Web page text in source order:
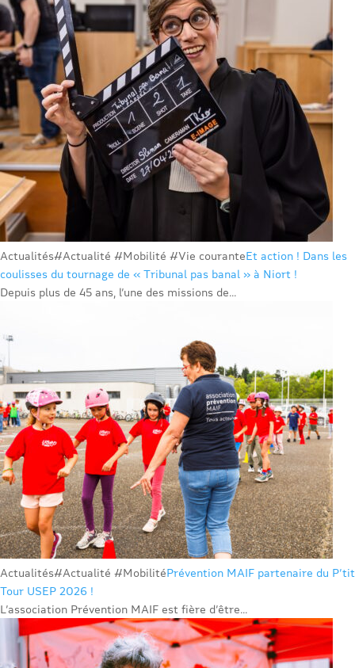
Actualités#Actualité #Mobilité #Vie couranteEt action ! Dans les
coulisses du tournage de « Tribunal pas banal » à Niort !
Depuis plus de 45 ans, l’une des missions de...
Actualités#Actualité #MobilitéPrévention MAIF partenaire du P’tit
Tour USEP 2026 !
L’association Prévention MAIF est fière d’être...